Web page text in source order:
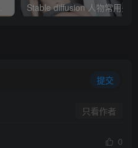
提交
只看作者
0